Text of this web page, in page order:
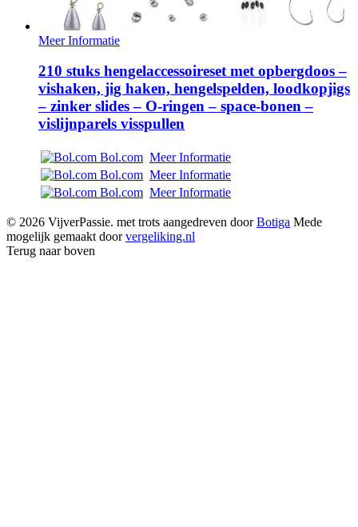
Meer Informatie
210 stuks hengelaccessoireset met opbergdoos –
vishaken, jig haken, hengelspelden, loodkopjigs
– zinker slides – O-ringen – space-bonen –
vislijnparels visspullen
Bol.com Meer Informatie
Bol.com Meer Informatie
Bol.com Meer Informatie
© 2026 VijverPassie. met trots aangedreven doorBotiga Mede
mogelijk gemaakt doorvergeliking.nl
Terug naar boven